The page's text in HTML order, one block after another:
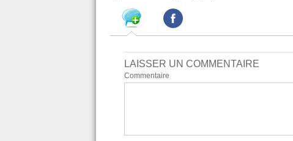
LAISSER UN COMMENTAIRE
Commentaire